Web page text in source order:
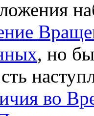
, но
во